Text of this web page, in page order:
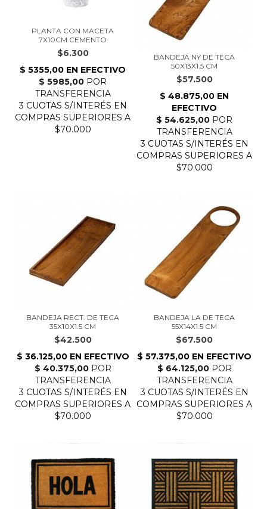
PLANTA CON MACETA
7X10CM CEMENTO
$6.300
BANDEJA NY DE TECA
50X13X1.5 CM
$57.500
BANDEJA RECT. DE TECA
35X10X1.5 CM
$42.500
BANDEJA LA DE TECA
55X14X1.5 CM
$67.500